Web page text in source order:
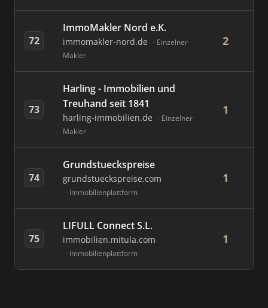
72
ImmoMakler Nord e.K.
immomakler-nord.de
Einzelner
Makler
2
73
Harling - Immobilien und
Treuhand seit 1841
harling-immobilien.de
Einzelner
Makler
1
74
Grundstueckspreise
grundstueckspreise.com
Immobilienplattform
1
75
LIFULL Connect S.L.
immobilien.mitula.com
Immobilienplattform
1